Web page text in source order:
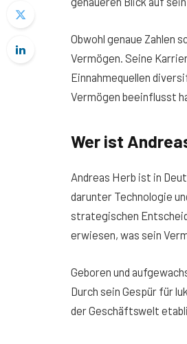
Obwohl genaue Zahlen
Vermögen. Seine
Einnahmequellen
Vermögen beeinflusst
Wer ist
Andreas Herb ist in
darunter Technologie
strategischen
erwiesen, was sein
Geboren und
Durch sein Gespür für
der Geschäftswelt